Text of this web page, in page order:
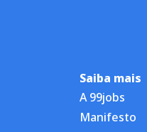
Saiba mais
A 99jobs
Manifesto